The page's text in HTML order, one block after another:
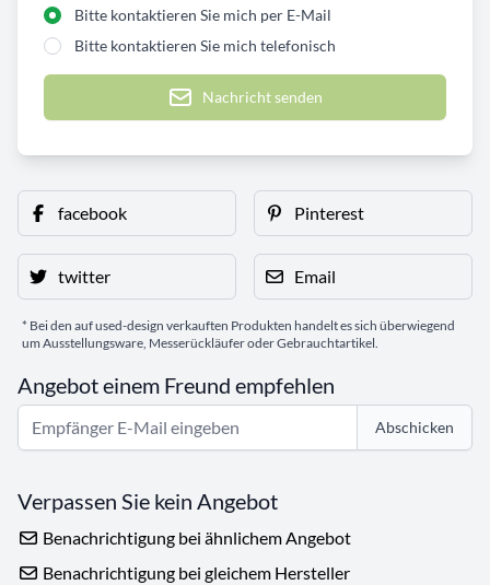
Bitte kontaktieren Sie mich per E-Mail
Bitte kontaktieren Sie mich telefonisch
Nachricht senden
facebook Pinterest
twitter Email
* Bei den auf used-design verkauften Produkten handelt es sich überwiegend
um Ausstellungsware, Messerückläufer oder Gebrauchtartikel.
Angebot einem Freund empfehlen
Abschicken
Verpassen Sie kein Angebot
Benachrichtigung bei ähnlichem Angebot
Benachrichtigung bei gleichem Hersteller